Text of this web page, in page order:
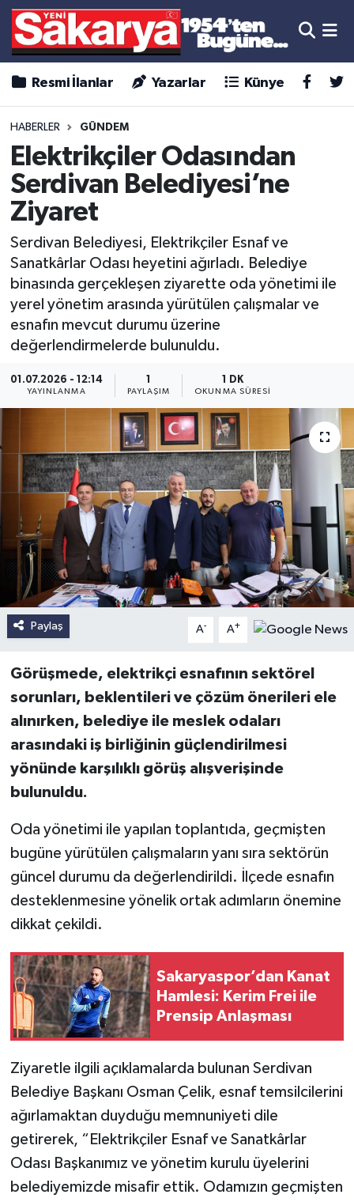
Resmi İlanlar Yazarlar Künye
HABERLER GÜNDEM
Elektrikçiler Odasından
Serdivan Belediyesi’ne
Ziyaret
Serdivan Belediyesi, Elektrikçiler Esnaf ve
Sanatkârlar Odası heyetini ağırladı. Belediye
binasında gerçekleşen ziyarette oda yönetimi ile
yerel yönetim arasında yürütülen çalışmalar ve
esnafın mevcut durumu üzerine
değerlendirmelerde bulunuldu.
01.07.2026 - 12:14
YAYINLANMA PAYLAŞIM
1 DK
OKUNMA SÜRESI
Paylaş A- A+
Görüşmede, elektrikçi esnafının sektörel
sorunları, beklentileri ve çözüm önerileri ele
alınırken, belediye ile meslek odaları
arasındaki iş birliğinin güçlendirilmesi
yönünde karşılıklı görüş alışverişinde
bulunuldu.
Oda yönetimi ile yapılan toplantıda, geçmişten
bugüne yürütülen çalışmaların yanı sıra sektörün
güncel durumu da değerlendirildi. İlçede esnafın
desteklenmesine yönelik ortak adımların önemine
dikkat çekildi.
Sakaryaspor’dan Kanat
Hamlesi: Kerim Frei ile
Prensip Anlaşması
Ziyaretle ilgili açıklamalarda bulunan Serdivan
Belediye Başkanı Osman Çelik, esnaf temsilcilerini
ağırlamaktan duyduğu memnuniyeti dile
getirerek, “Elektrikçiler Esnaf ve Sanatkârlar
Odası Başkanımız ve yönetim kurulu üyelerini
belediyemizde misafir ettik. Odamızın geçmişten